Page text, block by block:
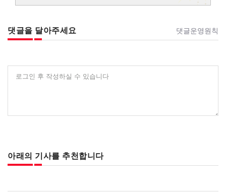
댓글을 달아주세요 댓글운영원칙
로그인 후 작성하실 수 있습니다
아래의 기사를 추천합니다